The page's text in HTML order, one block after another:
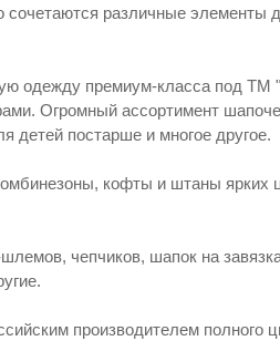
различные элементы
одежду премиум-класса под ТМ
Огромный ассортимент
детей постарше и многое другое.
кофты и штаны ярких
чепчиков, шапок на
производителем полного